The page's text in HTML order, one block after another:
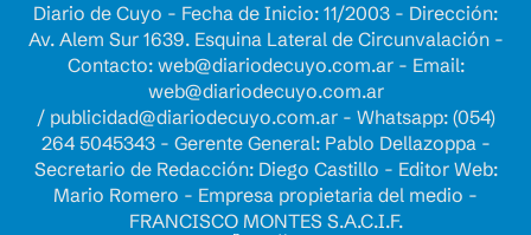
Diario de Cuyo - Fecha de Inicio: 11/2003 - Dirección:
Av. Alem Sur 1639. Esquina Lateral de Circunvalación -
Contacto: web@diariodecuyo.com.ar- Email:
web@diariodecuyo.com.ar
/ publicidad@diariodecuyo.com.ar- Whatsapp: (054)
264 5045343 - Gerente General: Pablo Dellazoppa -
Secretario de Redacción: Diego Castillo - Editor Web:
Mario Romero - Empresa propietaria del medio -
FRANCISCO MONTES S.A.C.I.F.